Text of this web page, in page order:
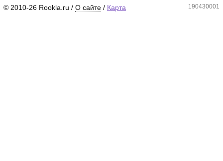
© 2010-26 Rookla.ru / О сайте / Карта 190430001